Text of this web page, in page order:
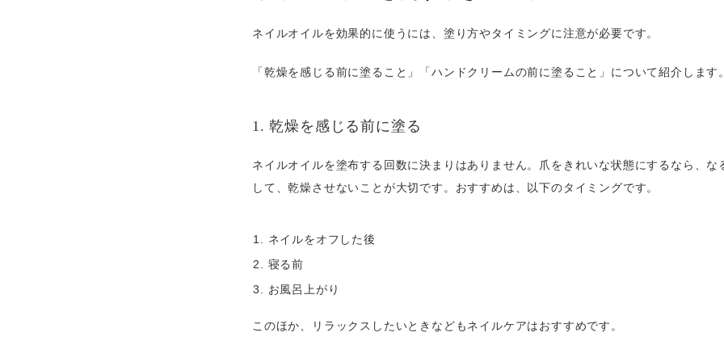
ネイルオイルを効果的に使うには、塗り方やタイミングに注意が必要です。
「乾燥を感じる前に塗ること」「ハンドクリームの前に塗ること」について紹介します。
1. 乾燥を感じる前に塗る
ネイルオイルを塗布する回数に決まりはありません。爪をきれいな状態にするなら、な
して、乾燥させないことが大切です。おすすめは、以下のタイミングです。
ネイルをオフした後
寝る前
お風呂上がり
このほか、リラックスしたいときなどもネイルケアはおすすめです。